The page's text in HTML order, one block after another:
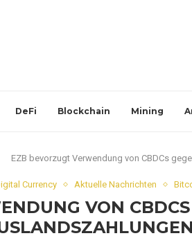
DeFi Blockchain Mining
EZB bevorzugt Verwendung von CBDCs
Currency Aktuelle Nachrichten
VON